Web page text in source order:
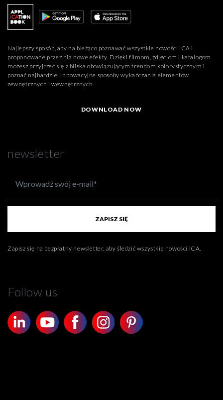
Najlepszy sposób, aby na bieżąco poznawać wszystkie nowości ICA i
proponowane przez nią nowe efekty. Dzięki filmom, zdjęciom i katalogom
możesz przyjrzeć się z bliska obowiązującym trendom kolorystycznym i
poznać najbardziej innowacyjne sposoby wykańczania elementów
zewnętrznych i wewnętrznych.
DOWNLOAD NOW
newsletter
ZAPISZ SIĘ
Zapisz się na bezpłatny newsletter, aby śledzić wszystkie nowości ICA.
Follow us